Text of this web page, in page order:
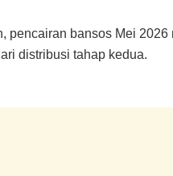
pencairan bansos Mei 2026
distribusi tahap kedua.